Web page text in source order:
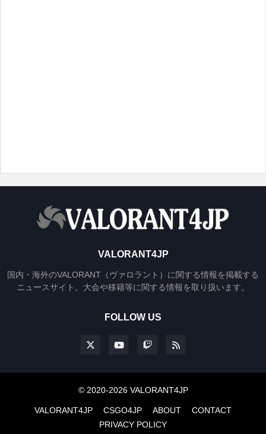
VALORANT4JP
国内・海外のVALORANT（ヴァロラント）に関する情報を掲載する
ニュースサイト。大会や移籍等に関する情報を取り扱います。
FOLLOW US
© 2020-2026 VALORANT4JP
VALORANT4JP CSGO4JP ABOUT
CONTACT
PRIVACY POLICY